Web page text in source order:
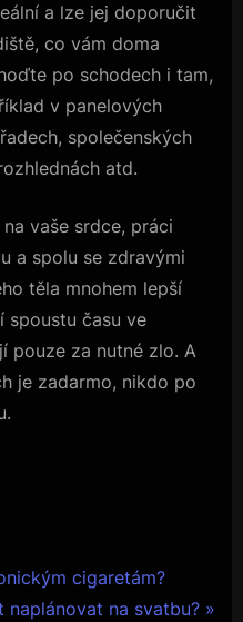
a lze jej doporučit
co vám doma
po schodech i tam,
v panelových
společenských
atd.
vaše srdce, práci
a spolu se zdravými
těla mnohem lepší
spoustu času ve
pouze za nutné zlo. A
je zadarmo, nikdo po
cigaretám?
naplánovat na svatbu?